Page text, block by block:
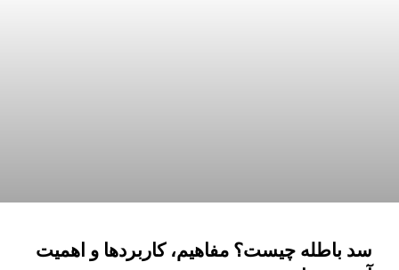
سد باطله چیست؟ مفاهیم، کاربردها و اهمیت